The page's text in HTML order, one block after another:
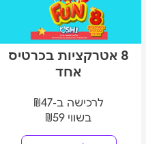
8 אטרקציות בכרטיס
אחד
לרכישה ב-₪47
בשווי ₪59